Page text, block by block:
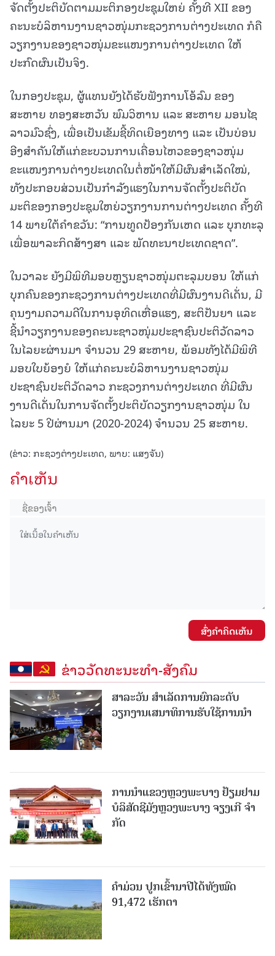
ຈັດຕັ້ງປະຕິບັດຕາມມະຕິກອງປະຊຸມໃຫຍ່ ຄັ້ງທີ XII ຂອງ
ຄະນະບໍລິຫານງານຊາວໜຸ່ມກະຊວງການຕ່າງປະເທດ ກໍຄື
ວຽກງານຂອງຊາວໜຸ່ມຂະແໜງການຕ່າງປະເທດ ໃຫ້
ປະກົດຜົນເປັນຈິງ.
ໃນກອງປະຊຸມ, ຜູ້ແທນຍັງໄດ້ຮັບຟັງການໂອ້ລົມ ຂອງ
ສະຫາຍ ທອງສະຫວັນ ພົມວິຫານ ແລະ ສະຫາຍ ມອນໄຊ
ລາວມົວຊົ່ງ, ເພື່ອເປັນເຂັມຊີ້ທິດເຍືອງທາງ ແລະ ເປັນບ່ອນ
ອີງສໍາຄັນໃຫ້ແກ່ຂະບວນການເຄື່ອນໄຫວຂອງຊາວໜຸ່ມ
ຂະແໜງການຕ່າງປະເທດໃນຕໍ່ໜ້າໃຫ້ມີຜົນສໍາເລັດໃໝ່,
ທັງປະກອບສ່ວນເປັນກໍາລັງແຮງໃນການຈັດຕັ້ງປະຕິບັດ
ມະຕິຂອງກອງປະຊຸມໃຫຍ່ວຽກງານການຕ່າງປະເທດ ຄັ້ງທີ
14 ພາຍໃຕ້ຄໍາຂວັນ: “ການທູດປ້ອງກັນເຫດ ແລະ ບຸກທະລຸ
ເພື່ອພາລະກິດສ້າງສາ ແລະ ພັດທະນາປະເທດຊາດ”.
ໃນວາລະ ຍັງມີພິທີມອບຫຼຽນຊາວໜຸ່ມຕະລຸມບອນ ໃຫ້ແກ່
ບຸກຄົນຂອງກະຊວງການຕ່າງປະເທດທີ່ມີຜົນງານດີເດັ່ນ, ມີ
ຄຸນງາມຄວາມດີໃນການອຸທິດເຫື່ອແຮງ, ສະຕິປັນຍາ ແລະ
ຊີ້ນໍາວຽກງານຂອງຄະນະຊາວໜຸ່ມປະຊາຊົນປະຕິວັດລາວ
ໃນໄລຍະຜ່ານມາ ຈໍານວນ 29 ສະຫາຍ, ພ້ອມທັງໄດ້ມີພິທີ
ມອບໃບຍ້ອງຍໍ ໃຫ້ແກ່ຄະນະບໍລິຫານງານຊາວໜຸ່ມ
ປະຊາຊົນປະຕິວັດລາວ ກະຊວງການຕ່າງປະເທດ ທີ່ມີຜົນ
ງານດີເດັ່ນໃນການຈັດຕັ້ງປະຕິບັດວຽກງານຊາວໜຸ່ມ ໃນ
ໄລຍະ 5 ປີຜ່ານມາ (2020-2024) ຈໍານວນ 25 ສະຫາຍ.
(ຂ່າວ: ກະຊວງຕ່າງປະເທດ, ພາບ: ແສງຈັນ)
ຄໍາເຫັນ
ສົ່ງຄໍາຄິດເຫັນ
ຂ່າວວັດທະນະທຳ-ສັງຄົມ
ສາລະວັນ ສໍາເລັດການຍົກລະດັບ
ວຽກງານເສນາທິການຮັບໃຊ້ການນໍາ
ການນຳແຂວງຫຼວງພະບາງ ຢ້ຽມ​ຢາມ
ບໍ​ລິ​ສັດຊີມັງຫຼວງພະບາງ ຈຽງເກີ ຈໍາ
ກັດ
ຄໍາມ່ວນ ປູກເຂົ້ານາປີໄດ້ທັງໝົດ
91,472 ເຮັກຕາ